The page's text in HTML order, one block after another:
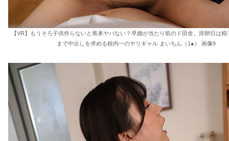
【VR】もうそろ子供作らないと将来ヤバない？早婚が当たり前のド田舎。排卵日は精
まで中出しを求める校内一のヤリギャル まいちん（1●） 画像9